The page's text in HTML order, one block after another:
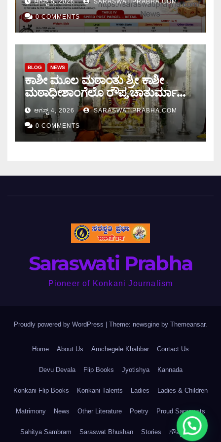
0 COMMENTS
BLOG NEWS
ಕಾಶೀ ಮೂಲ ಮಠಾಂತು ಶ್ರೀ ಕಾಶೀ
ಮಠಾಧೀಶಾಂಗೆಲೊ ರೌಪ್ಯ ಚಾತುರ್ಮಾಸು
ಆರಂಭ.
ಆಗಸ್ಟ್ 4, 2026 SARASWATIPRABHA.COM
0 COMMENTS
Saraswati Prabha
Pioneer of Konkani Journalism
Proudly powered by WordPress | Theme: newsgine by Themeansar.
Home About Us Amchegele Khabbar Contact Us
Devu Devala Flip Books Jyotishya Kannada
Konkani Flip Books Konkani Talents Ladies Ladies & Children
Matrimony News Other Literature Poetry Proud Saraswats
Sahitya Sambram Saraswat Bhushan Stories ಗೌಪ್ಯತಾ ನೀತಿ